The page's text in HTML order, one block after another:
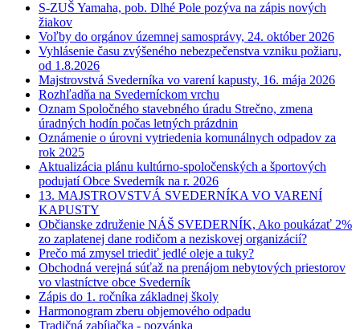
S-ZUŠ Yamaha, pob. Dlhé Pole pozýva na zápis nových
žiakov
Voľby do orgánov územnej samosprávy, 24. október 2026
Vyhlásenie času zvýšeného nebezpečenstva vzniku požiaru,
od 1.8.2026
Majstrovstvá Svederníka vo varení kapusty, 16. mája 2026
Rozhľadňa na Svederníckom vrchu
Oznam Spoločného stavebného úradu Strečno, zmena
úradných hodín počas letných prázdnin
Oznámenie o úrovni vytriedenia komunálnych odpadov za
rok 2025
Aktualizácia plánu kultúrno-spoločenských a športových
podujatí Obce Svederník na r. 2026
13. MAJSTROVSTVÁ SVEDERNÍKA VO VARENÍ
KAPUSTY
Občianske združenie NÁŠ SVEDERNÍK, Ako poukázať 2%
zo zaplatenej dane rodičom a neziskovej organizácií?
Prečo má zmysel triediť jedlé oleje a tuky?
Obchodná verejná súťaž na prenájom nebytových priestorov
vo vlastníctve obce Svederník
Zápis do 1. ročníka základnej školy
Harmonogram zberu objemového odpadu
Tradičná zabíjačka - pozvánka